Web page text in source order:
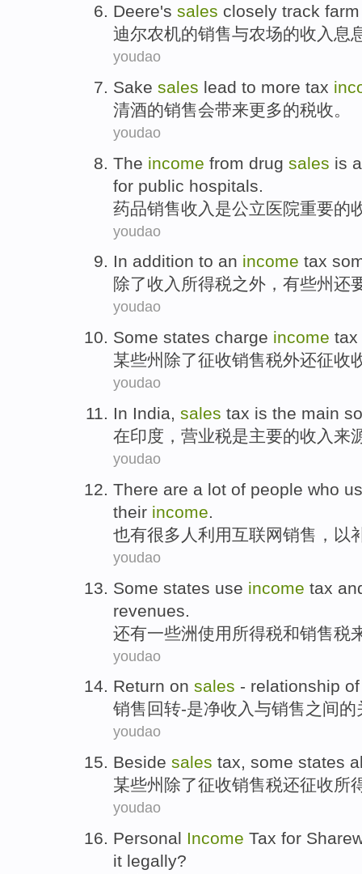
Deere's sales closely track farm
迪尔农机的销售与农场的收入 息
youdao
Sake sales lead to more tax
清酒的销售会带来更多的税收。
youdao
The income from drug sales is
for public hospitals
药品销售收入 是公立 医院重要的
youdao
In addition to an income tax
除了收入 所得税之外， 有些州还
youdao
Some states charge income
某些州 除了征收销售税外还征收
youdao
In India, sales tax is the main
在印度 ， 营业税是主要的收入 来
youdao
There are a lot of people who
their income.
也有很多 人 利用互联网销售 ， 以
youdao
Some states use income tax
revenues
还有一些洲使用 所得税和销售税
youdao
Return on sales - relationship of
销售 回转-是净收入与销售之间的
youdao
Beside sales tax, some states
某些州 除了征收销售税还征收所
youdao
Personal Income Tax for
it legally?